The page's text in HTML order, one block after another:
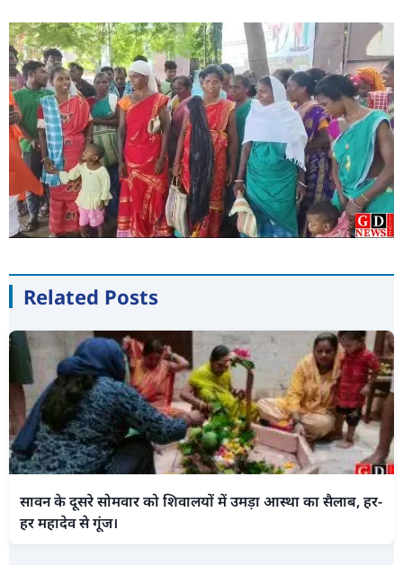
Related Posts
सावन के दूसरे सोमवार को शिवालयों में उमड़ा आस्था का सैलाब, हर-
हर महादेव से गूंज।